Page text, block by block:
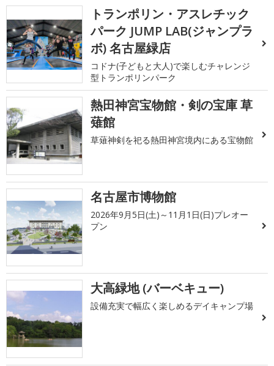
トランポリン・アスレチック
パーク JUMP LAB(ジャンプラ
ボ) 名古屋緑店
コドナ(子どもと大人)で楽しむチャレンジ
型トランポリンパーク
熱田神宮宝物館・剣の宝庫 草
薙館
草薙神剣を祀る熱田神宮境内にある宝物館
名古屋市博物館
2026年9月5日(土)～11月1日(日)プレオー
プン
大高緑地 (バーベキュー)
設備充実で幅広く楽しめるデイキャンプ場